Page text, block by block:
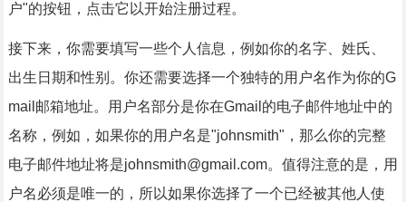
户"的按钮，点击它以开始注册过程。
接下来，你需要填写一些个人信息，例如你的名字、姓氏、
出生日期和性别。你还需要选择一个独特的用户名作为你的G
mail邮箱地址。用户名部分是你在Gmail的电子邮件地址中的
名称，例如，如果你的用户名是"johnsmith"，那么你的完整
电子邮件地址将是johnsmith@gmail.com。值得注意的是，用
户名必须是唯一的，所以如果你选择了一个已经被其他人使